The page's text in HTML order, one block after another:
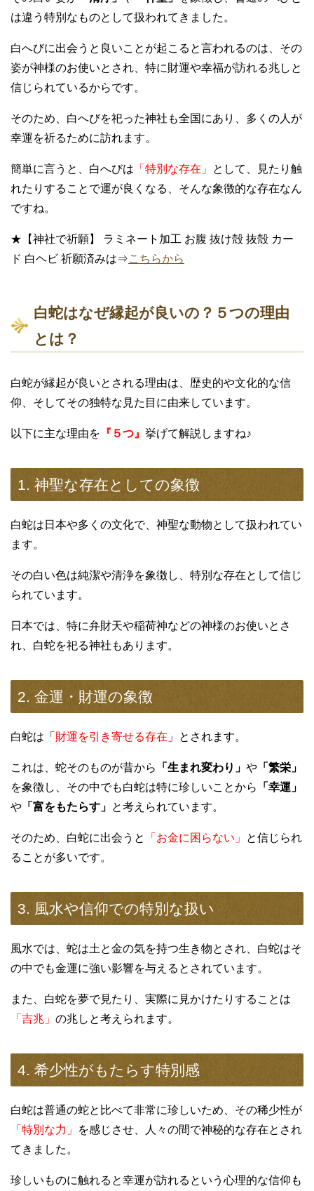
は違う特別なものとして扱われてきました。
白へびに出会うと良いことが起こると言われるのは、その
姿が神様のお使いとされ、特に財運や幸福が訪れる兆しと
信じられているからです。
そのため、白へびを祀った神社も全国にあり、多くの人が
幸運を祈るために訪れます。
簡単に言うと、白へびは 「特別な存在」
として、見たり触
れたりすることで運が良くなる、そんな象徴的な存在なん
ですね。
★【神社で祈願】 ラミネート加工 お腹 抜け殻 抜殻 カー
ド 白ヘビ 祈願済みは⇒こちらから
白蛇はなぜ縁起が良いの？５つの理由
とは？
白蛇が縁起が良いとされる理由は、歴史的や文化的な信
仰、そしてその独特な見た目に由来しています。
以下に主な理由を 『５つ』 挙げて解説しますね♪
1. 神聖な存在としての象徴
白蛇は日本や多くの文化で、神聖な動物として扱われてい
ます。
その白い色は純潔や清浄を象徴し、特別な存在として信じ
られています。
日本では、特に弁財天や稲荷神などの神様のお使いとさ
れ、白蛇を祀る神社もあります。
2. 金運・財運の象徴
白蛇は「 財運を引き寄せる存在 」 とされます。
これは、蛇そのものが昔から 「生まれ変わり」 や 「繁栄」
を象徴し、その中でも白蛇は特に珍しいことから
「幸運」
や 「富をもたらす」 と考えられています。
そのため、白蛇に出会うと 「お金に困らない」
と信じられ
ることが多いです。
3. 風水や信仰での特別な扱い
風水では、蛇は土と金の気を持つ生き物とされ、白蛇はそ
の中でも金運に強い影響を与えるとされています。
また、白蛇を夢で見たり、実際に見かけたりすることは
「吉兆」 の兆しと考えられます。
4. 希少性がもたらす特別感
白蛇は普通の蛇と比べて非常に珍しいため、その稀少性が
「特別な力」
を感じさせ、人々の間で神秘的な存在とされ
てきました。
珍しいものに触れると幸運が訪れるという心理的な信仰も